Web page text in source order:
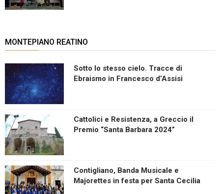
MONTEPIANO REATINO
Sotto lo stesso cielo. Tracce di
Ebraismo in Francesco d’Assisi
Cattolici e Resistenza, a Greccio il
Premio “Santa Barbara 2024”
Contigliano, Banda Musicale e
Majorettes in festa per Santa Cecilia